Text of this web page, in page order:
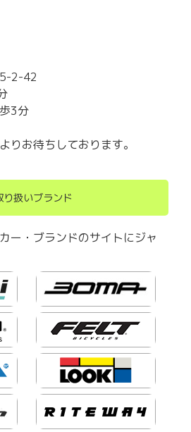
2-42
3分
りお待ちしております。
り扱いブランド
ー・ブランドのサイトにジャ